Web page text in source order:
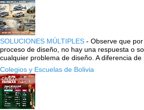
SOLUCIONES MÚLTIPLES - Observe que
proceso de diseño, no hay una respuesta o
cualquier problema de diseño. A diferencia de
Colegios y Escuelas de Bolivia